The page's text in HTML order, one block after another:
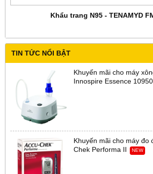
Khẩu trang N95 - TENAMYD
TIN TỨC NỔI BẬT
Khuyến mãi cho máy
Innospire Essence
Khuyến mãi cho máy đo
Chek Performa II
NEW